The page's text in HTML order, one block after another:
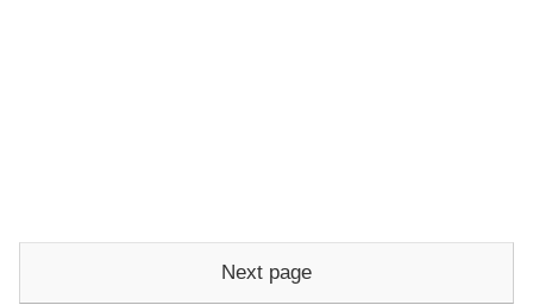
Next page